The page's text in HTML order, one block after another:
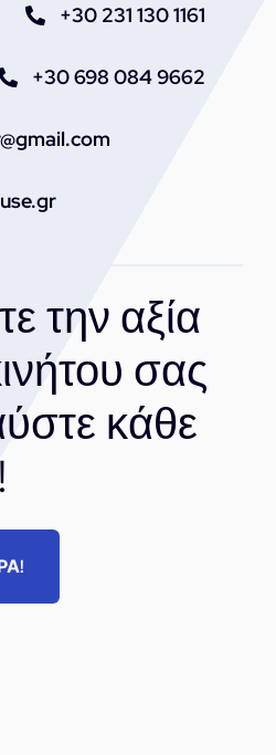
+30 231 130 1161
+30 698 084 9662
την αξία
σας
κάθε